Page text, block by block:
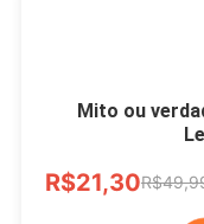
Mito ou
R$21,30